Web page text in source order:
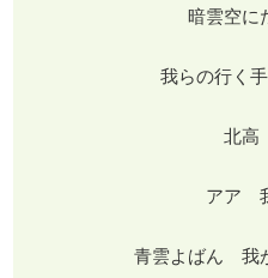
暗雲空に
我らの行く
北
アア
青雲よばん 我